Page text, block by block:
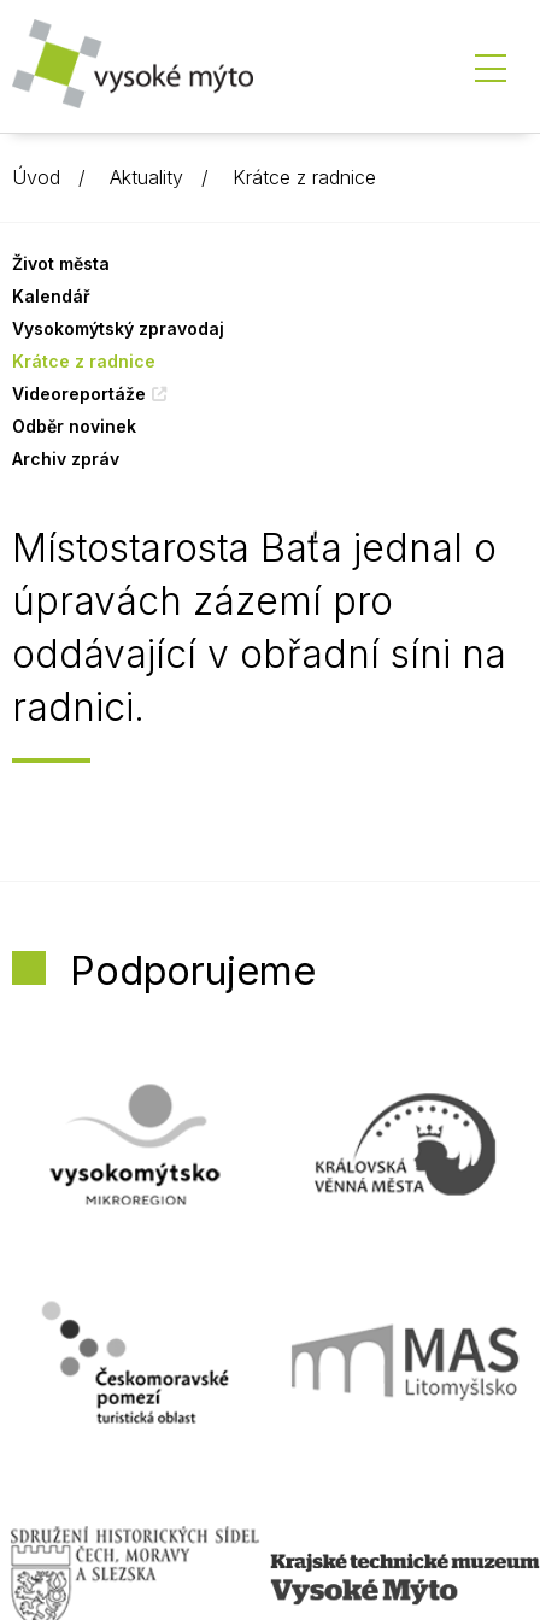
Úvod Aktuality Krátce z radnice
Život města
Kalendář
Vysokomýtský zpravodaj
Krátce z radnice
Videoreportáže
Odběr novinek
Archiv zpráv
Místostarosta Baťa jednal o
úpravách zázemí pro
oddávající v obřadní síni na
radnici.
Podporujeme